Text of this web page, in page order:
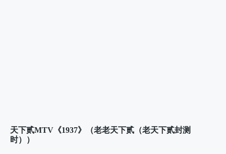
天下贰MTV《1937》（老老天下贰（老天下贰封测
时））